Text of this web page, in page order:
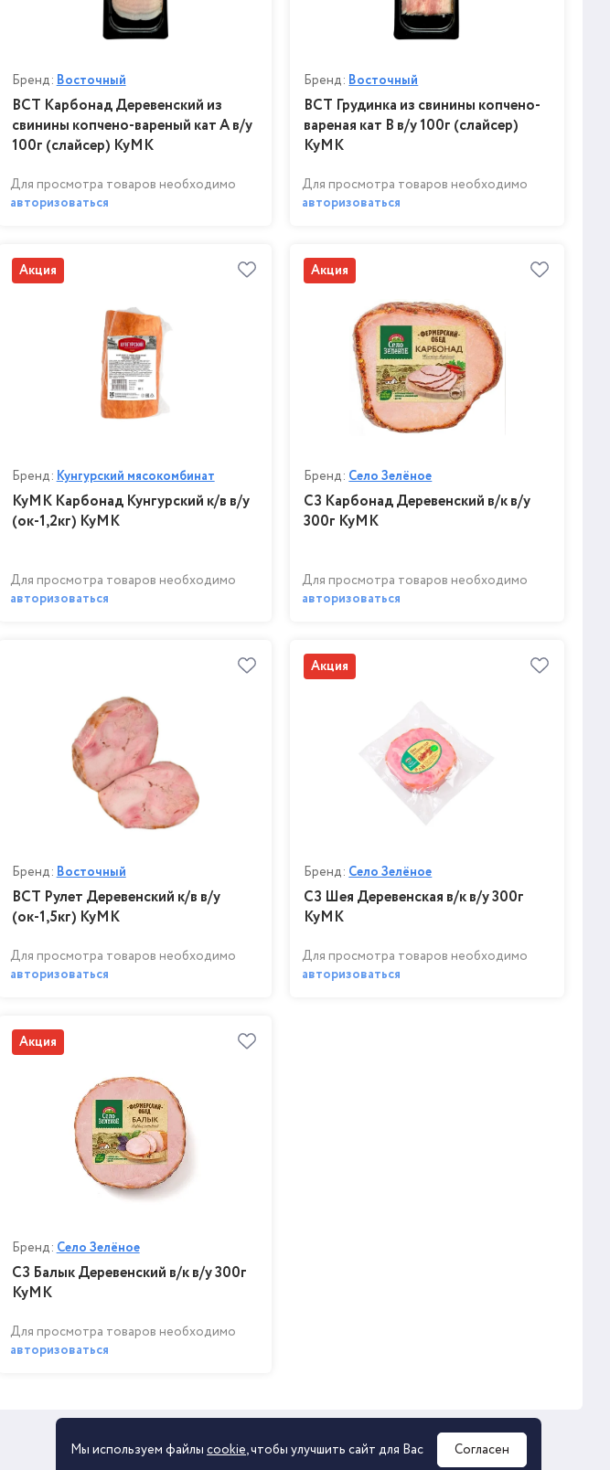
Бренд: Восточный
ВСТ Карбонад Деревенский из
свинины копчено-вареный кат А в/у
100г (слайсер) КуМК
Для просмотра товаров необходимо
авторизоваться
Бренд: Восточный
ВСТ Грудинка из свинины копчено-
вареная кат В в/у 100г (слайсер)
КуМК
Для просмотра товаров необходимо
авторизоваться
Акция
Бренд: Кунгурский мясокомбинат
КуМК Карбонад Кунгурский к/в в/у
(ок-1,2кг) КуМК
Для просмотра товаров необходимо
авторизоваться
Акция
Бренд: Село Зелёное
СЗ Карбонад Деревенский в/к в/у
300г КуМК
Для просмотра товаров необходимо
авторизоваться
Бренд: Восточный
ВСТ Рулет Деревенский к/в в/у
(ок-1,5кг) КуМК
Для просмотра товаров необходимо
авторизоваться
Акция
Бренд: Село Зелёное
СЗ Шея Деревенская в/к в/у 300г
КуМК
Для просмотра товаров необходимо
авторизоваться
Акция
Бренд: Село Зелёное
СЗ Балык Деревенский в/к в/у 300г
КуМК
Для просмотра товаров необходимо
авторизоваться
Мы используем файлы cookie, чтобы улучшить сайт для Вас Согласен